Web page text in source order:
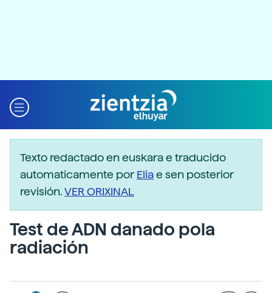
Texto redactado en euskara e traducido
automaticamente porEliae sen posterior
revisión.VER ORIXINAL
Test de ADN danado pola
radiación